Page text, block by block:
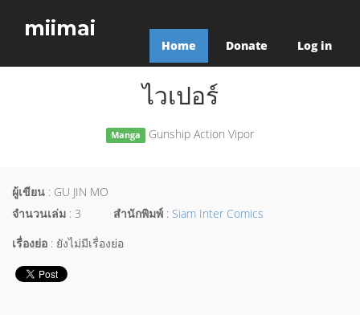
miimai
Home Donate Log in
ไวเปอร์
Manga Gunship Action Vipor
ผู้เขียน : GU JIN MO
จำนวนเล่ม : 3 สำนักพิมพ์ : Siam Inter Comics
เรื่องย่อ : ยังไม่มีเรื่องย่อ